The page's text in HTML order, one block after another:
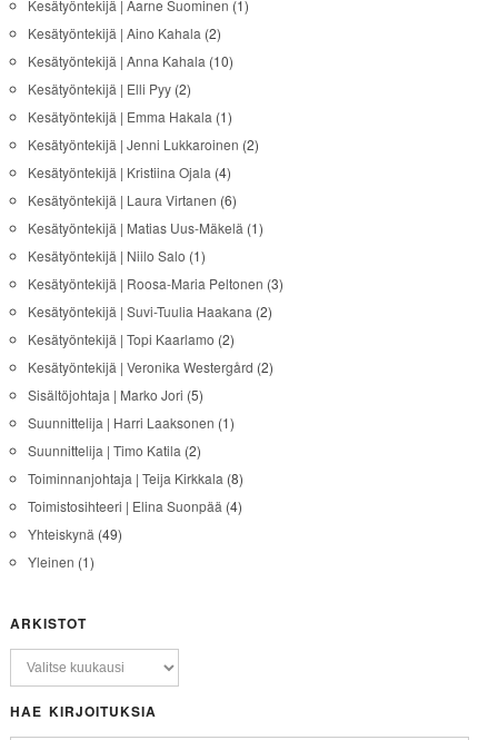
Kesätyöntekijä | Aarne Suominen (1)
Kesätyöntekijä | Aino Kahala (2)
Kesätyöntekijä | Anna Kahala (10)
Kesätyöntekijä | Elli Pyy(2)
Kesätyöntekijä | Emma Hakala (1)
Kesätyöntekijä | Jenni Lukkaroinen (2)
Kesätyöntekijä | Kristiina Ojala (4)
Kesätyöntekijä | Laura Virtanen (6)
Kesätyöntekijä | Matias Uus-Mäkelä (1)
Kesätyöntekijä | Niilo Salo (1)
Kesätyöntekijä | Roosa-Maria Peltonen (3)
Kesätyöntekijä | Suvi-Tuulia Haakana (2)
Kesätyöntekijä | Topi Kaarlamo (2)
Kesätyöntekijä | Veronika Westergård (2)
Sisältöjohtaja | Marko Jori (5)
Suunnittelija | Harri Laaksonen (1)
Suunnittelija | Timo Katila (2)
Toiminnanjohtaja | Teija Kirkkala (8)
Toimistosihteeri | Elina Suonpää (4)
Yhteiskynä (49)
Yleinen (1)
ARKISTOT
HAE KIRJOITUKSIA